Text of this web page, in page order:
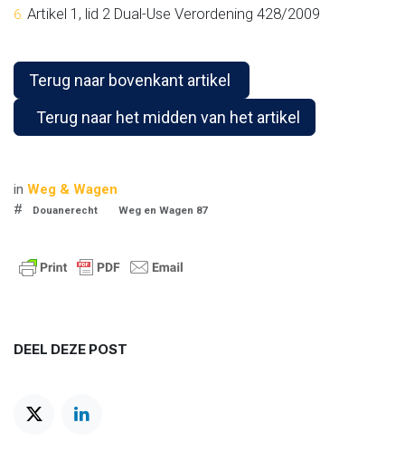
6. Artikel 1, lid 2 Dual-Use Verordening 428/2009
Terug naar bovenkant artikel
Terug naar het midden van het artikel
in Weg & Wagen
#
Douanerecht Weg en Wagen 87
DEEL DEZE POST